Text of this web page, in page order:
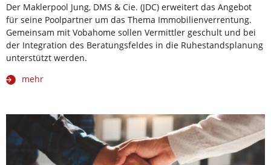
Der Maklerpool Jung, DMS & Cie. (JDC) erweitert das Angebot
für seine Poolpartner um das Thema Immobilienverrentung.
Gemeinsam mit Vobahome sollen Vermittler geschult und bei
der Integration des Beratungsfeldes in die Ruhestandsplanung
unterstützt werden.
mehr